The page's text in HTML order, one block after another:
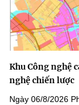
Khu Công nghệ
nghệ chiến lược
Ngày 06/8/2026